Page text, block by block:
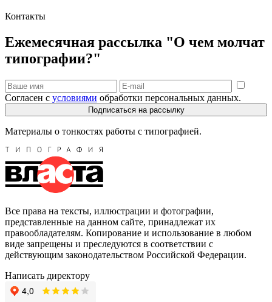
Контакты
Ежемесячная рассылка "О чем молчат
типографии?"
Согласен с условиями обработки персональных данных.
Подписаться на рассылку
Материалы о тонкостях работы с типографией.
Все права на тексты, иллюстрации и фотографии,
представленные на данном сайте, принадлежат их
правообладателям. Копирование и использование в любом
виде запрещены и преследуются в соответствии с
действующим законодательством Российской Федерации.
Написать директору